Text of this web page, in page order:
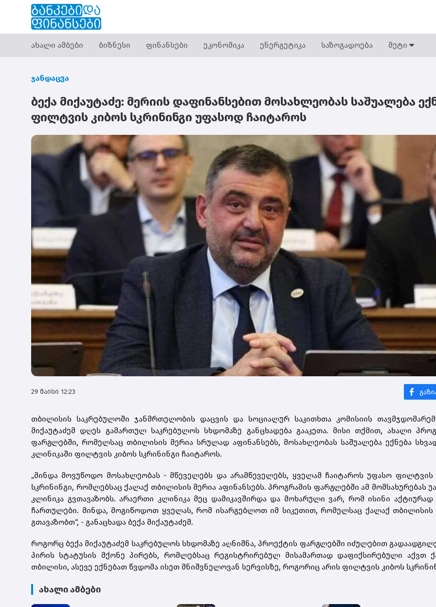
ახალი ამბები ბიზნესი ფინანსები ეკონომიკა ენერგეტიკა საზოგადოება მეტი
ჯანდაცვა
ბექა მიქაუტაძე: მერიის დაფინანსებით მოსახლეობას საშუალება
ფილტვის კიბოს სკრინინგი უფასოდ ჩაიტაროს
29 მაისი 12:23
თბილისის საკრებულოში ჯანმრთელობის დაცვის და სოციალურ საკითხთა კომისიის
მიქაუტაძემ დღეს გამართულ საკრებულოს სხდომაზე განცხადება გააკეთა. მისი თქმით, ახალი
ფარგლებში, რომელსაც თბილისის მერია სრულად აფინანსებს, მოსახლეობას საშუალება ექნება
კლინიკაში ფილტვის კიბოს სკრინინგი ჩაიტაროს.
„მინდა მოვუწოდო მოსახლეობას - მწეველებს და არამწეველებს, ყველამ ჩაიტაროს უფასო ფილტვის
სკრინინგი, რომლებსაც ქალაქ თბილისის მერია აფინანსებს. პროგრამის ფარგლებში ამ მომსახურებას
კლინიკა გვთავაზობს. არაერთი კლინიკა მეც დამიკავშირდა და მოხარული ვარ, რომ ისინი აქტიურად
ჩართულები. მინდა, მოგიწოდოთ ყველას, რომ ისარგებლოთ იმ სიკეთით, რომელსაც ქალაქ თბილისის
გთავაზობთ“, - განაცხადა ბექა მიქაუტაძემ.
როგორც ბექა მიქაუტაძემ საკრებულოს სხდომაზე აღნიშნა, პროექტის ფარგლებში იძულებით
პირის სტატუსის მქონე პირებს, რომლებსაც რეგისტრირებულ მისამართად დაფიქსირებული აქვთ
თბილისი, ასევე ექნებათ წვდომა ისეთ მნიშვნელოვან სერვისზე, როგორიც არის ფილტვის კიბოს
ახალი ამბები